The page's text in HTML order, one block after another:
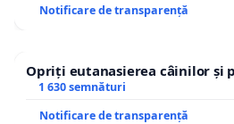
Notificare de transparență
Opriți eutanasierea câinilor și
1 630 semnături
Notificare de transparență